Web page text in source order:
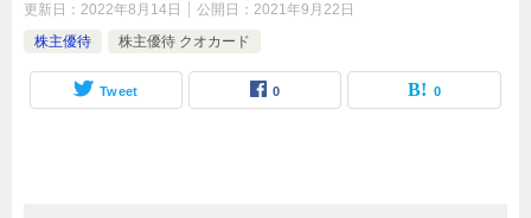
更新日： 2022年8月14日 公開日： 2021年9月22日
株主優待
株主優待 クオカード
Tweet 0 0